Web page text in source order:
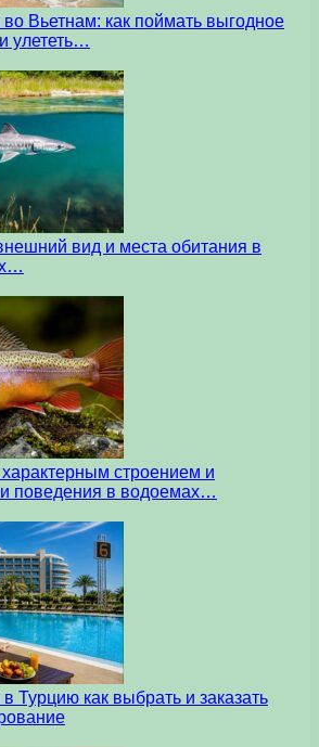
Вьетнам: как поймать выгодное
улететь…
вид и места обитания в
строением и
поведения в водоемах…
Турцию как выбрать и заказать